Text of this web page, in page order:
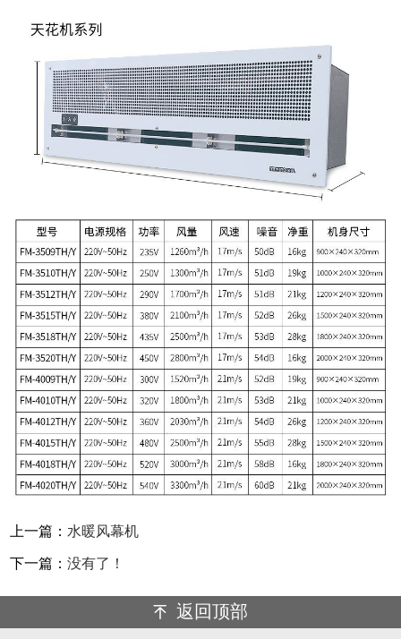
上一篇： 水暖风幕机
下一篇：没有了！
返回顶部